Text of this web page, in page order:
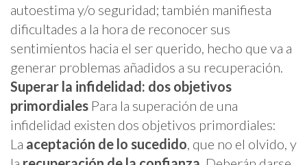
autoestima y/o seguridad; también manifiesta
dificultades a la hora de reconocer sus
sentimientos hacia el ser querido, hecho que va a
generar problemas añadidos a su recuperación.
Superar la infidelidad: dos objetivos
primordiales Para la superación de una
infidelidad existen dos objetivos primordiales:
La aceptación de lo sucedido, que no el olvido, y